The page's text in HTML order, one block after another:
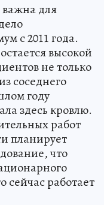
для
с 2011 года.
высокой
не только
соседнего
году
здесь кровлю.
работ
планирует
что
сейчас работает